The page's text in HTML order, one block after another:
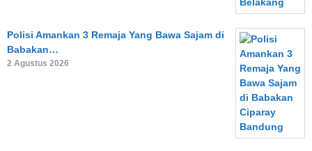
Polisi Amankan 3 Remaja Yang Bawa Sajam di
Babakan…
2 Agustus 2026